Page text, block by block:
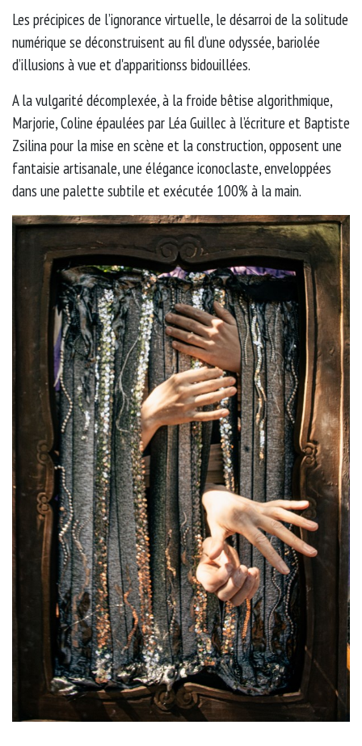
Les précipices de l’ignorance virtuelle, le désarroi de la solitude
numérique se déconstruisent au fil d’une odyssée, bariolée
d’illusions à vue et d'apparitionss bidouillées.
A la vulgarité décomplexée, à la froide bêtise algorithmique,
Marjorie, Coline épaulées par Léa Guillec à l’écriture et Baptiste
Zsilina pour la mise en scène et la construction, opposent une
fantaisie artisanale, une élégance iconoclaste, enveloppées
dans une palette subtile et exécutée 100% à la main.